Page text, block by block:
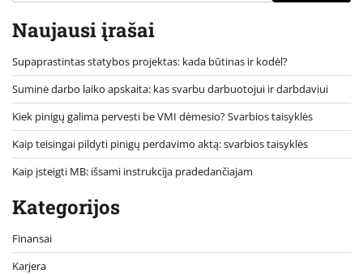
Naujausi įrašai
Supaprastintas statybos projektas: kada būtinas ir kodėl?
Suminė darbo laiko apskaita: kas svarbu darbuotojui ir darbdaviui
Kiek pinigų galima pervesti be VMI dėmesio? Svarbios taisyklės
Kaip teisingai pildyti pinigų perdavimo aktą: svarbios taisyklės
Kaip įsteigti MB: išsami instrukcija pradedančiajam
Kategorijos
Finansai
Karjera